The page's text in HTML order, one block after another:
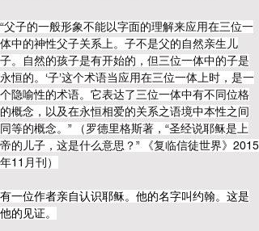
“父子的一般形象不能以字面的理解来应用在三位一
体中的神性父子关系上。子不是父的自然亲生儿
子。自然的孩子是有开始的，但三位一体中的子是
永恒的。‘子’这个术语当应用在三位一体上时，是一
个隐喻性的术语。它表达了三位一体中有不同位格
的概念，以及在永恒相爱的关系之语境中本性之间
同等的概念。” （罗德里格斯著，“圣经说耶稣是上
帝的儿子，这是什么意思？” 《复临信徒世界》2015
年11月刊）
有一位作者亲自认识耶稣。他的名字叫约翰。这是
他的见证。